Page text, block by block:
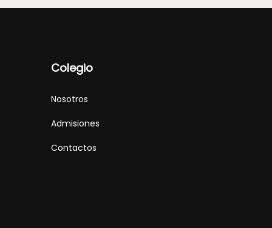
Colegio
Nosotros
Admisiones
Contactos